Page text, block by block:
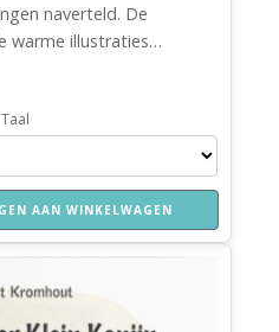
naverteld. De
warme illustraties…
Taal
AAN WINKELWAGEN